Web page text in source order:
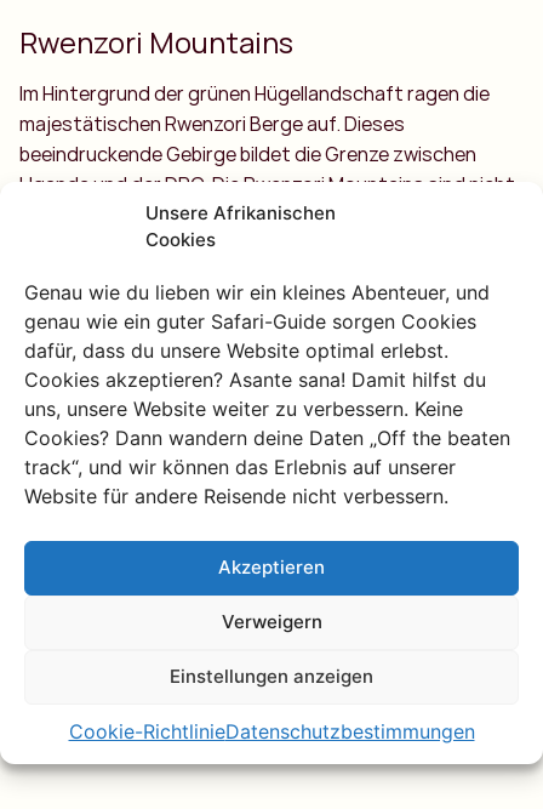
Unsere Afrikanischen
Cookies
Genau wie du lieben wir ein kleines Abenteuer, und
genau wie ein guter Safari-Guide sorgen Cookies
dafür, dass du unsere Website optimal erlebst.
Cookies akzeptieren? Asante sana! Damit hilfst du
uns, unsere Website weiter zu verbessern. Keine
Cookies? Dann wandern deine Daten „Off the beaten
track“, und wir können das Erlebnis auf unserer
Website für andere Reisende nicht verbessern.
Akzeptieren
Verweigern
Einstellungen anzeigen
Cookie-RichtlinieDatenschutzbestimmungen
Rwenzori Mountains
Im Hintergrund der grünen Hügellandschaft ragen die
majestätischen Rwenzori Berge auf. Dieses
beeindruckende Gebirge bildet die Grenze zwischen
Uganda und der DRC. Die Rwenzori Mountains sind nicht
sehr bekannt und stehen im Schatten der großen Brüder
Mount Kenya und Kilimanjaro. Ziemlich unfair eigentlich!
vierthöchste Berg Afrikas und damit nur 90 Meter
niedriger als die höchste Spitze von Nummer 2, dem
Mount Kenya. Außerdem hat das Rwenzori Gebirge gleich
sechs der zehn höchsten Berge des Kontinents und die
größte Fläche an Gletschern! Ja genau, Gletscher, du
hast richtig gelesen.
Für raues, pures und off the beaten track Bergsteigen
ist das Rwenzori Gebirge also eine echte Perle. Hier
triffst du kaum eine Menschenseele und bist allein mit
der atemberaubenden Natur. Wusstest du dass das
Rwenzori die Heimat vieler seltener alpiner Pflanzen ist
Landschaften wanderst? Von dichtem Regenwald über
Bambuswälder, riesige Baumheiden bis hin zu
schneebedeckten Gipfeln.